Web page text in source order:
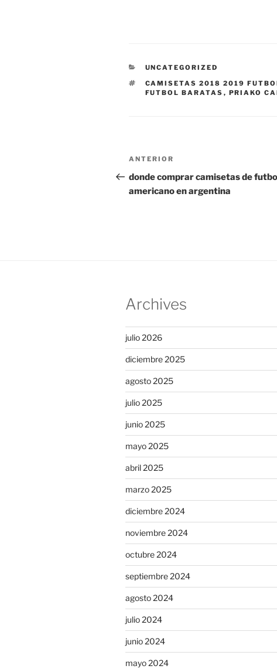
CATEGORÍAS
UNCATEGORIZED
ETIQUETAS
CAMISETAS 2018 2019
FUTBOL BARATAS , PRIAKO
Navegación
de
entradas
Entrada
anterior:
ANTERIOR
donde comprar camisetas de
americano en argentina
Archives
julio 2026
diciembre 2025
agosto 2025
julio 2025
junio 2025
mayo 2025
abril 2025
marzo 2025
diciembre 2024
noviembre 2024
octubre 2024
septiembre 2024
agosto 2024
julio 2024
junio 2024
mayo 2024